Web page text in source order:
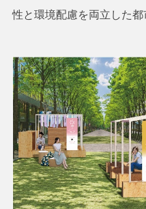
性と環境配慮を両立した都